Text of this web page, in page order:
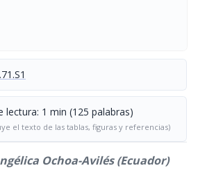
lectura: 1 min (125 palabras)
el texto de las tablas, figuras y referencias)
Ochoa-Avilés (Ecuador)